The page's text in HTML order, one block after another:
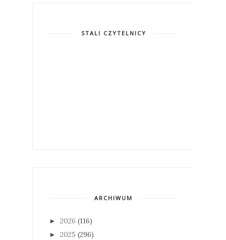
STALI CZYTELNICY
ARCHIWUM
► 2026 (116)
► 2025 (296)